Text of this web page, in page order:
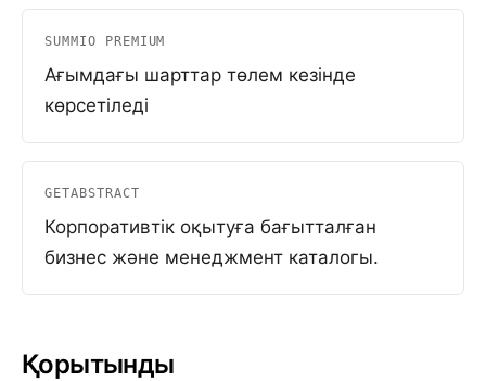
SUMMIO PREMIUM
Ағымдағы шарттар төлем кезінде
көрсетіледі
GETABSTRACT
Корпоративтік оқытуға бағытталған
бизнес және менеджмент каталогы.
Қорытынды